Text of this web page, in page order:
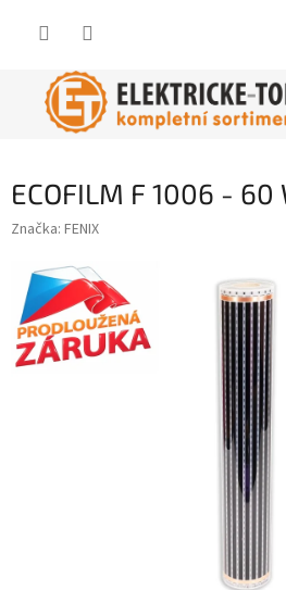
ECOFILM F 1006 - 60
Značka: FENIX